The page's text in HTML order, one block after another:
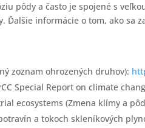
pôdy a často je spojené s
informácie o tom, ako sa
zoznam ohrozených druhov):
Special Report on climate
ecosystems (Zmena klímy a
a tokoch skleníkových